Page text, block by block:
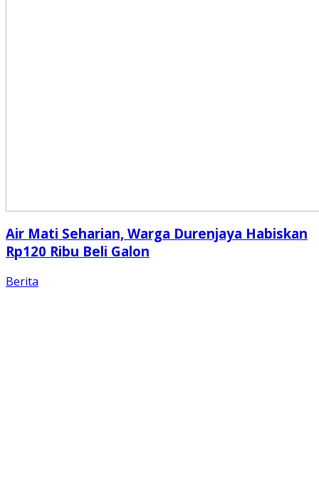
Air Mati Seharian, Warga Durenjaya Habiskan
Rp120 Ribu Beli Galon
Berita